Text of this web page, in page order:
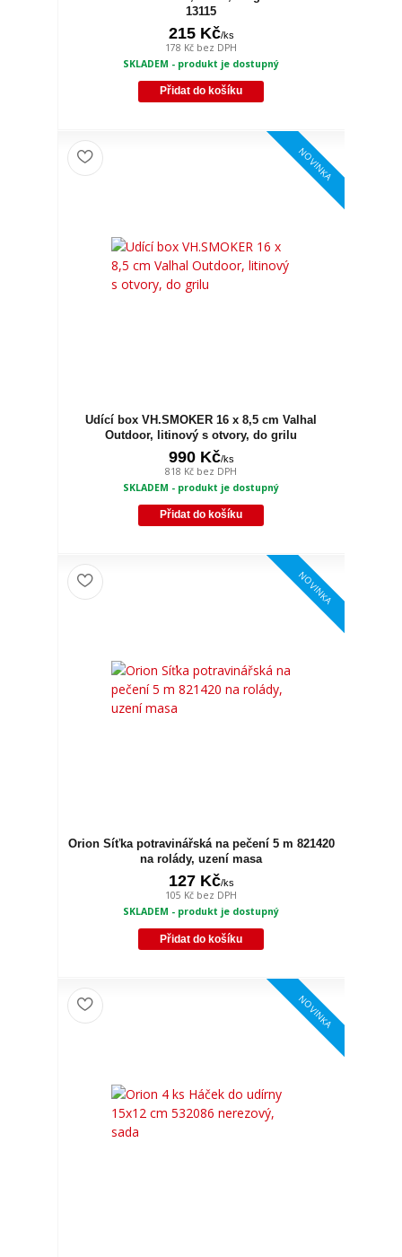
13115
215 Kč/ks
178 Kč bez DPH
SKLADEM - produkt je dostupný
Přidat do košíku
NOVINKA
Udící box VH.SMOKER 16 x 8,5 cm Valhal
Outdoor, litinový s otvory, do grilu
990 Kč/ks
818 Kč bez DPH
SKLADEM - produkt je dostupný
Přidat do košíku
NOVINKA
Orion Síťka potravinářská na pečení 5 m 821420
na rolády, uzení masa
127 Kč/ks
105 Kč bez DPH
SKLADEM - produkt je dostupný
Přidat do košíku
NOVINKA